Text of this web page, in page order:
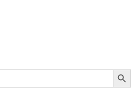
Search Button